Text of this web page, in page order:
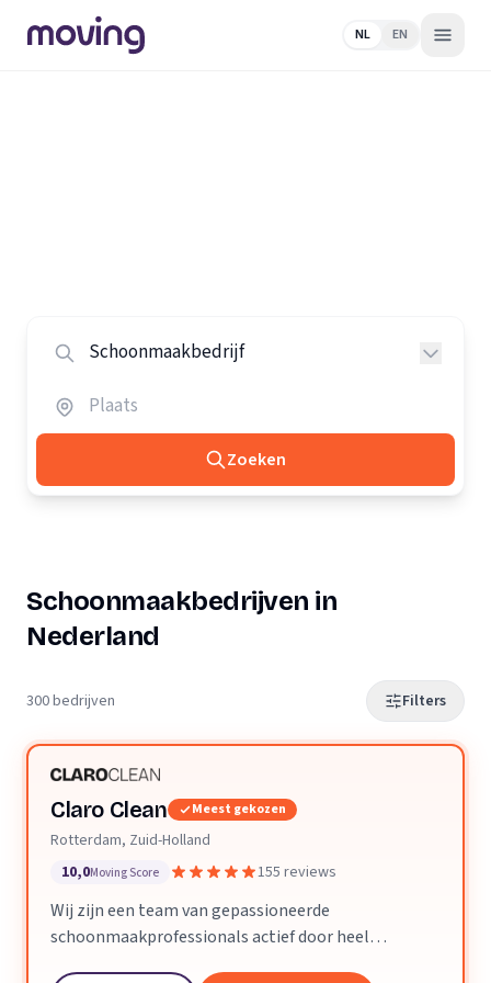
NL EN
Zoeken
Schoonmaakbedrijven in
Nederland
300 bedrijven Filters
Claro Clean Meest gekozen
Rotterdam, Zuid-Holland
10,0Moving Score 155 reviews
Wij zijn een team van gepassioneerde
schoonmaakprofessionals actief door heel